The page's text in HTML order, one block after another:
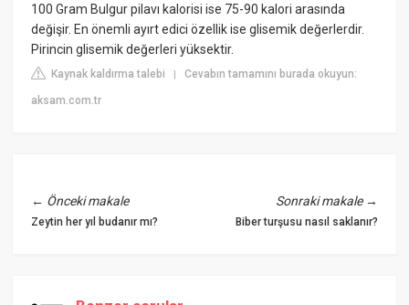
100 Gram Bulgur pilavı kalorisi ise 75-90 kalori arasında
değişir. En önemli ayırt edici özellik ise glisemik değerlerdir.
Pirincin glisemik değerleri yüksektir.
Kaynak kaldırma talebi |Cevabın tamamını burada okuyun:
aksam.com.tr
← Önceki makale
Zeytin her yıl budanır mı?
Sonraki makale→
Biber turşusu nasıl saklanır?